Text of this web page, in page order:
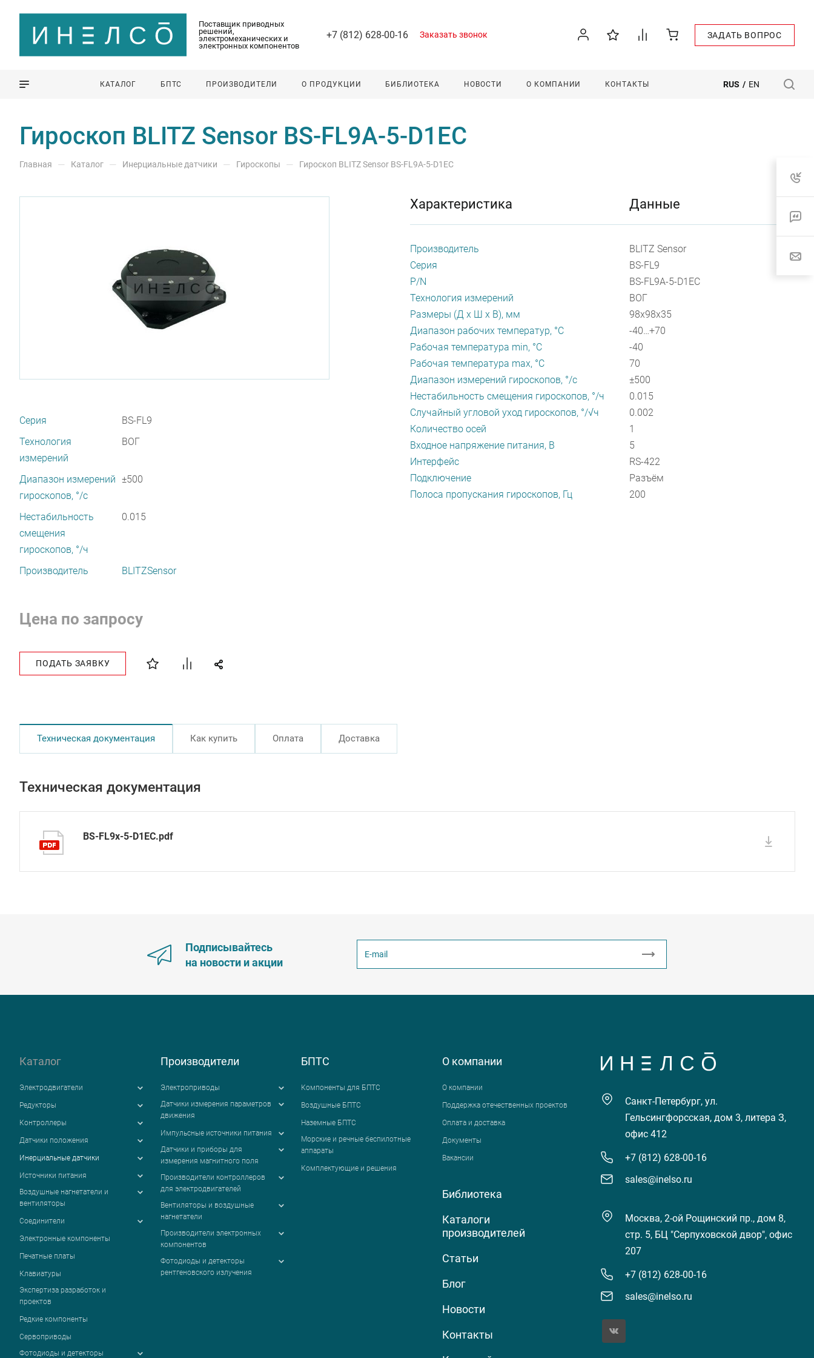
Поставщик приводных
решений,
электромеханических и
электронных компонентов
+7 (812) 628-00-16 Заказать звонок ЗАДАТЬ ВОПРОС
КАТАЛОГ БПТС ПРОИЗВОДИТЕЛИ О ПРОДУКЦИИ БИБЛИОТЕКА НОВОСТИ О КОМПАНИИ КОНТАКТЫ RUS / EN
Гироскоп BLITZ Sensor BS-FL9A-5-D1EC
Главная — Каталог — Инерциальные датчики — Гироскопы — Гироскоп BLITZ Sensor BS-FL9A-5-D1EC
Серия
BS-FL9
Технология
измерений
ВОГ
Диапазон измерений
гироскопов, °/с
±500
Нестабильность
смещения
гироскопов, °/ч
0.015
Производитель BLITZSensor
Цена по запросу
ПОДАТЬ ЗАЯВКУ
Характеристика Данные
Производитель
BLITZ Sensor
Серия
BS-FL9
P/N
BS-FL9A-5-D1EC
Технология измерений
ВОГ
Размеры (Д х Ш х В), мм
98х98х35
Диапазон рабочих температур, °С
-40…+70
Рабочая температура min, °С
-40
Рабочая температура max, °С
70
Диапазон измерений гироскопов, °/с
±500
Нестабильность смещения гироскопов, °/ч
0.015
Случайный угловой уход гироскопов, °/√ч
0.002
Количество осей
1
Входное напряжение питания, В
5
Интерфейс
RS-422
Подключение
Разъём
Полоса пропускания гироскопов, Гц
200
Техническая документация Как купить Оплата Доставка
Техническая документация
BS-FL9x-5-D1EC.pdf
Подписывайтесь
на новости и акции
Каталог
Электродвигатели
Редукторы
Контроллеры
Датчики положения
Инерциальные датчики
Источники питания
Воздушные нагнетатели и
вентиляторы
Соединители
Электронные компоненты
Печатные платы
Клавиатуры
Экспертиза разработок и
проектов
Редкие компоненты
Сервоприводы
Фотодиоды и детекторы
Производители
Электроприводы
Датчики измерения параметров
движения
Импульсные источники питания
Датчики и приборы для
измерения магнитного поля
Производители контроллеров
для электродвигателей
Вентиляторы и воздушные
нагнетатели
Производители электронных
компонентов
Фотодиоды и детекторы
рентгеновского излучения
БПТС
Компоненты для БПТС
Воздушные БПТС
Наземные БПТС
Морские и речные беспилотные
аппараты
Комплектующие и решения
О компании
О компании
Поддержка отечественных проектов
Оплата и доставка
Документы
Вакансии
Библиотека
Каталоги
производителей
Статьи
Блог
Новости
Контакты
Санкт-Петербург, ул.
Гельсингфорсская, дом 3, литера З,
офис 412
+7 (812) 628-00-16
sales@inelso.ru
Москва, 2-ой Рощинский пр., дом 8,
стр. 5, БЦ "Серпуховской двор", офис
207
+7 (812) 628-00-16
sales@inelso.ru